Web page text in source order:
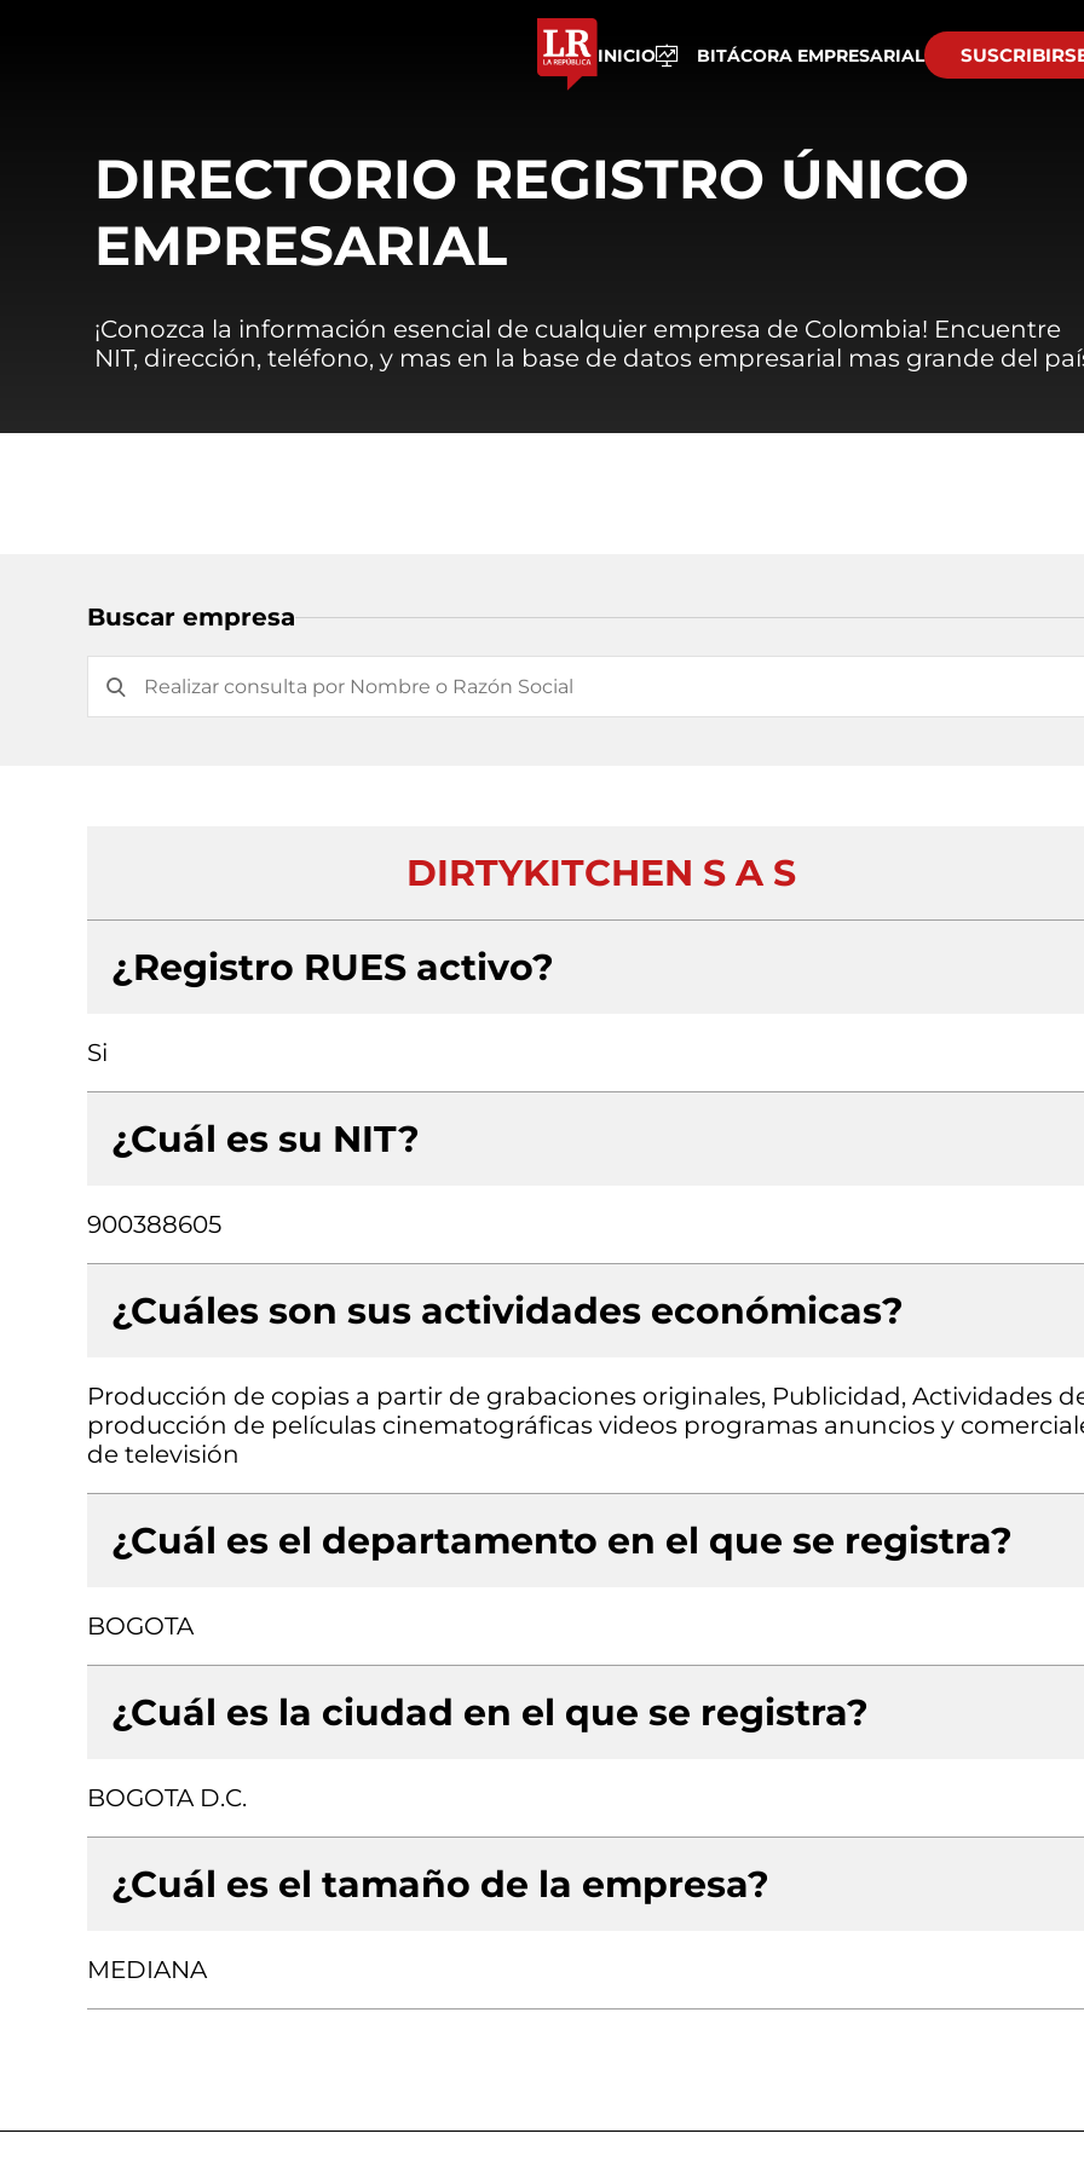
INICIO BITÁCORA EMPRESARIAL
DIRECTORIO REGISTRO ÚNICO
EMPRESARIAL
¡Conozca la información esencial de cualquier empresa de Colombia! Encuentre
NIT, dirección, teléfono, y mas en la base de datos empresarial mas grande del
Buscar empresa
DIRTYKITCHEN S A S
¿Registro RUES activo?
Si
¿Cuál es su NIT?
900388605
¿Cuáles son sus actividades económicas?
Producción de copias a partir de grabaciones originales, Publicidad, Actividades
producción de películas cinematográficas videos programas anuncios y
de televisión
¿Cuál es el departamento en el que se registra?
BOGOTA
¿Cuál es la ciudad en el que se registra?
BOGOTA D.C.
¿Cuál es el tamaño de la empresa?
MEDIANA